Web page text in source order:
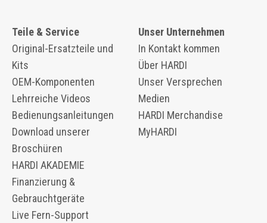
Teile & Service
Original-Ersatzteile und
Kits
OEM-Komponenten
​​Lehrreiche Videos
Bedienungsanleitungen
Download unserer
Broschüren
HARDI AKADEMIE
Finanzierung &
Gebrauchtgeräte
Live Fern-Support
Unser Unternehmen
In Kontakt kommen
Über HARDI
Unser Versprechen
Medien
HARDI Merchandise
MyHARDI